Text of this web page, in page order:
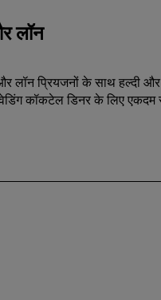
लॉन
लॉन प्रियजनों के साथ हल्दी और
वेडिंग कॉकटेल डिनर के लिए एकदम